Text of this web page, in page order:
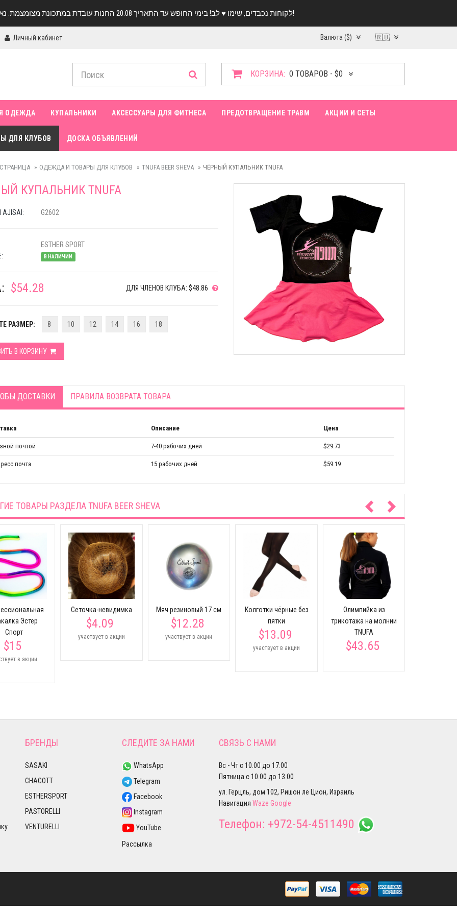
לקוחות נכבדים, שימו ♥️ לב! בימי החופש עד התאריך 20.08 החנות עובדת במתכונת מצומצמת. נא להתקשר לפני הגעה!
Личный кабинет Валюта ($) 🇷🇺
КОРЗИНА: 0 ТОВАРОВ - $0
ОДЕЖДА КУПАЛЬНИКИ АКСЕССУАРЫ ДЛЯ ФИТНЕСА ПРЕДОТВРАЩЕНИЕ ТРАВМ АКЦИИ И СЕТЫ
ДЛЯ КЛУБОВ ДОСКА ОБЪЯВЛЕНИЙ
ОДЕЖДА И ТОВАРЫ ДЛЯ КЛУБОВ TNUFA BEER SHEVA ЧЁРНЫЙ КУПАЛЬНИК TNUFA
КУПАЛЬНИК TNUFA
G2602
ESTHER SPORT
В НАЛИЧИИ
$54.28 ДЛЯ ЧЛЕНОВ КЛУБА: $48.86
РАЗМЕР: 8 10 12 14 16 18
В КОРЗИНУ
ДОСТАВКИ ПРАВИЛА ВОЗВРАТА ТОВАРА
Описание Цена
почтой 7-40 рабочих дней $29.73
почта 15 рабочих дней $59.19
ТОВАРЫ РАЗДЕЛАTNUFA BEER SHEVA
Эстер
Спорт
$15
в акции
Сеточка-невидимка
$4.09
участвует в акции
Мяч резиновый 17 см
$12.28
участвует в акции
Колготки чёрные без
пятки
$13.09
участвует в акции
Олимпийка из
трикотажа на молнии
TNUFA
$43.65
БРЕНДЫ
SASAKI
CHACOTT
ESTHERSPORT
PASTORELLI
VENTURELLI
СЛЕДИТЕ ЗА НАМИ
WhatsApp
Telegram
Facebook
Instagram
YouTube
Рассылка
СВЯЗЬ С НАМИ
Вс - Чт с 10.00 до 17.00
Пятница с 10.00 до 13.00
ул. Герцль, дом 102, Ришон ле Цион, Израиль
Навигация Waze Google
Телефон: +972-54-4511490